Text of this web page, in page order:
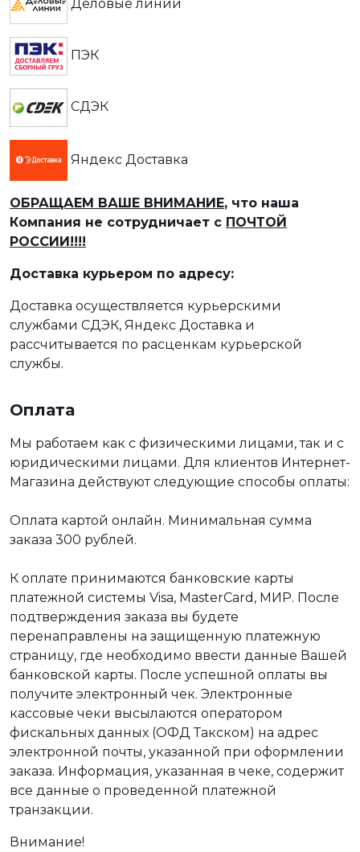
Деловые линии
ПЭК
СДЭК
Яндекс Доставка
ОБРАЩАЕМ ВАШЕ ВНИМАНИЕ, что наша
Компания не сотрудничает с ПОЧТОЙ
РОССИИ!!!!
Доставка курьером по адресу:
Доставка осуществляется курьерскими
службами СДЭК, Яндекс Доставка и
рассчитывается по расценкам курьерской
службы.
Оплата
Мы работаем как с физическими лицами, так и с
юридическими лицами. Для клиентов Интернет-
Магазина действуют следующие способы оплаты:
Оплата картой онлайн. Минимальная сумма
заказа 300 рублей.
К оплате принимаются банковские карты
платежной системы Visa, MasterCard, МИР. После
подтверждения заказа вы будете
перенаправлены на защищенную платежную
страницу, где необходимо ввести данные Вашей
банковской карты. После успешной оплаты вы
получите электронный чек. Электронные
кассовые чеки высылаются оператором
фискальных данных (ОФД Такском) на адрес
электронной почты, указанной при оформлении
заказа. Информация, указанная в чеке, содержит
все данные о проведенной платежной
транзакции.
Внимание!